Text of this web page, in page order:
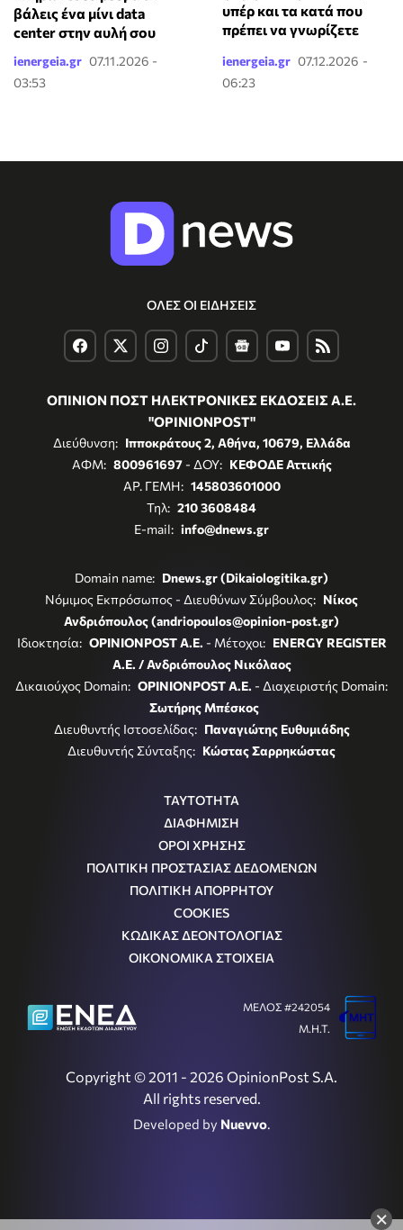
×
βάλεις ένα μίνι data
center στην αυλή σου
ienergeia.gr 07.11.2026 -
03:53
υπέρ και τα κατά που
πρέπει να γνωρίζετε
ienergeia.gr 07.12.2026 -
06:23
ΟΛΕΣ ΟΙ ΕΙΔΗΣΕΙΣ
ΟΠΙΝΙΟΝ ΠΟΣΤ ΗΛΕΚΤΡΟΝΙΚΕΣ ΕΚΔΟΣΕΙΣ Α.Ε.
"OPINIONPOST"
Διεύθυνση: Ιπποκράτους 2, Αθήνα, 10679, Ελλάδα
ΑΦΜ: 800961697- ΔΟΥ: ΚΕΦΟΔΕ Αττικής
ΑΡ. ΓΕΜΗ: 145803601000
Τηλ: 210 3608484
E-mail: info@dnews.gr
Domain name: Dnews.gr (Dikaiologitika.gr)
Νόμιμος Εκπρόσωπος - Διευθύνων Σύμβουλος: Νίκος
Ανδριόπουλος (andriopoulos@opinion-post.gr)
Ιδιοκτησία: OPINIONPOST A.E. - Μέτοχοι: ENERGY REGISTER
Α.Ε. / Ανδριόπουλος Νικόλαος
Δικαιούχος Domain: OPINIONPOST A.E. - Διαχειριστής Domain:
Σωτήρης Μπέσκος
Διευθυντής Ιστοσελίδας: Παναγιώτης Ευθυμιάδης
Διευθυντής Σύνταξης: Κώστας Σαρρηκώστας
ΤΑΥΤΟΤΗΤΑ
ΔΙΑΦΗΜΙΣΗ
ΟΡΟΙ ΧΡΗΣΗΣ
ΠΟΛΙΤΙΚΗ ΠΡΟΣΤΑΣΙΑΣ ΔΕΔΟΜΕΝΩΝ
ΠΟΛΙΤΙΚΗ ΑΠΟΡΡΗΤΟΥ
COOKIES
ΚΩΔΙΚΑΣ ΔΕΟΝΤΟΛΟΓΙΑΣ
ΟΙΚΟΝΟΜΙΚΑ ΣΤΟΙΧΕΙΑ
Copyright © 2011 - 2026 OpinionPost S.A.
All rights reserved.
Developed by Nuevvo.
ΜΕΛΟΣ #242054
Μ.Η.Τ.